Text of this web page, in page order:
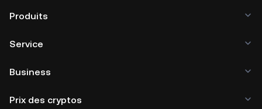
Produits
Service
Business
Prix des cryptos